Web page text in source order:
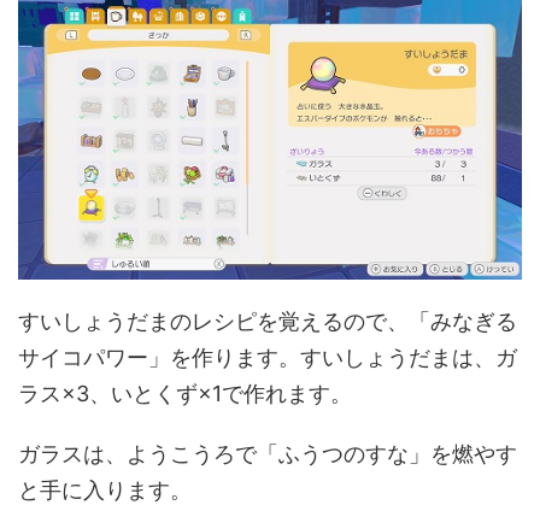
すいしょうだまのレシピを覚えるので、「みなぎる
サイコパワー」を作ります。すいしょうだまは、ガ
ラス×3、いとくず×1で作れます。
ガラスは、ようこうろで「ふうつのすな」を燃やす
と手に入ります。